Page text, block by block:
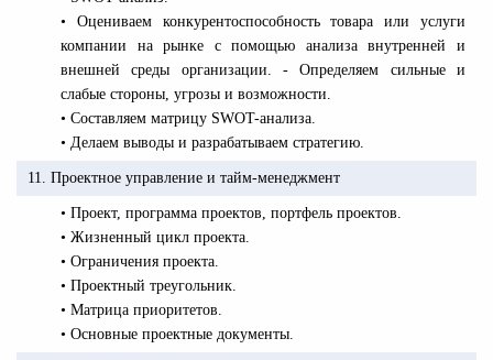
• Оцениваем конкурентоспособность товара или услуги
компании на рынке с помощью анализа внутренней и
внешней среды организации. - Определяем сильные и
слабые стороны, угрозы и возможности.
• Составляем матрицу SWOT-анализа.
• Делаем выводы и разрабатываем стратегию.
11. Проектное управление и тайм-менеджмент
• Проект, программа проектов, портфель проектов.
• Жизненный цикл проекта.
• Ограничения проекта.
• Проектный треугольник.
• Матрица приоритетов.
• Основные проектные документы.